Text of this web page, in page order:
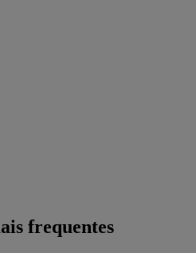
frequentes